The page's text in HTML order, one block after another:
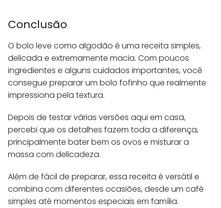
Conclusão
O bolo leve como algodão é uma receita simples,
delicada e extremamente macia. Com poucos
ingredientes e alguns cuidados importantes, você
consegue preparar um bolo fofinho que realmente
impressiona pela textura.
Depois de testar várias versões aqui em casa,
percebi que os detalhes fazem toda a diferença,
principalmente bater bem os ovos e misturar a
massa com delicadeza.
Além de fácil de preparar, essa receita é versátil e
combina com diferentes ocasiões, desde um café
simples até momentos especiais em família.